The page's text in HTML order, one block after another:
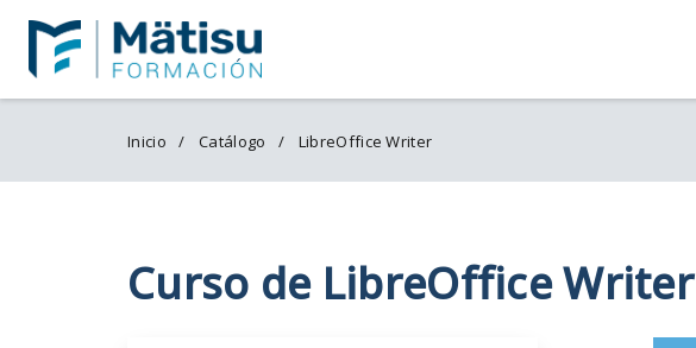
Inicio Catálogo LibreOffice Writer
Curso de LibreOffice Writer